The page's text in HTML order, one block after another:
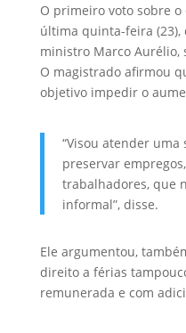
O primeiro voto sobre
última quinta-feira
ministro Marco Aurélio,
O magistrado afirmou
objetivo impedir o
“Visou atender
preservar
trabalhadores, que
informal”, disse.
Ele argumentou,
direito a férias
remunerada e com